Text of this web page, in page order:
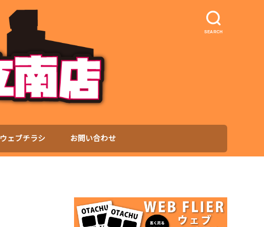
SEARCH
ウェブチラシ お問い合わせ